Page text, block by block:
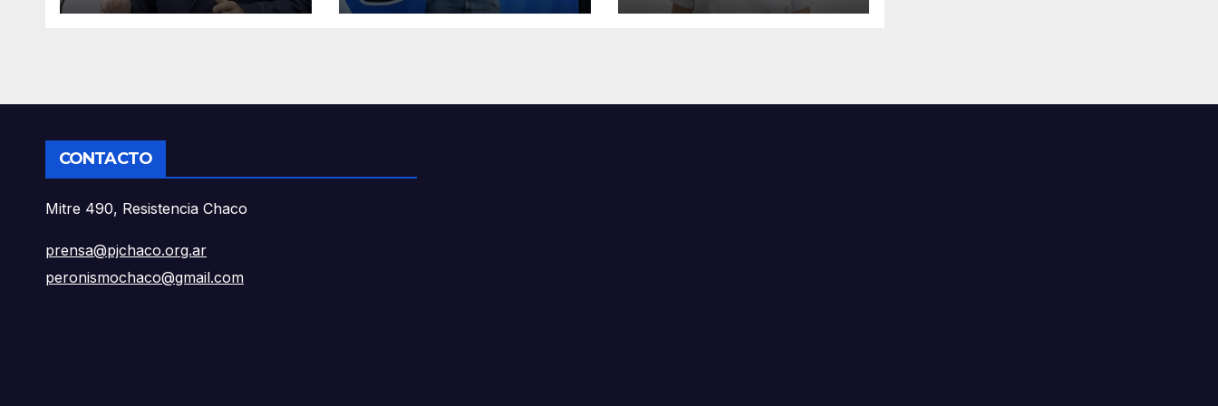
consecuencias
economía y la
CONTACTO
Mitre 490, Resistencia Chaco
prensa@pjchaco.org.ar
peronismochaco@gmail.com